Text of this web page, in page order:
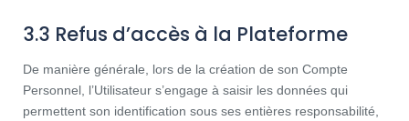
3.3 Refus d’accès à la Plateforme
De manière générale, lors de la création de son Compte
Personnel, l’Utilisateur s’engage à saisir les données qui
permettent son identification sous ses entières responsabilité,